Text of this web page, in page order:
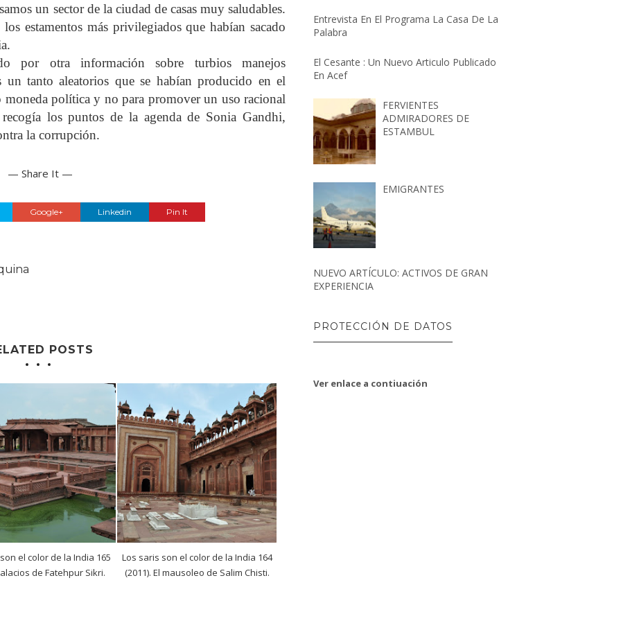
un sector de la ciudad de casas muy saludables.
estamentos más privilegiados que habían sacado
por otra información sobre turbios manejos
tanto aleatorios que se habían producido en el
moneda política y no para promover un uso racional
los puntos de la agenda de Sonia Gandhi,
la corrupción.
— Share It —
Google+ Linkedin Pin It
POSTS
el color de la India 165
de Fatehpur Sikri.
Los saris son el color de la India 164
(2011). El mausoleo de Salim Chisti.
Entrevista En El Programa La Casa De La
Palabra
El Cesante : Un Nuevo Articulo Publicado
En Acef
FERVIENTES
ADMIRADORES DE
ESTAMBUL
EMIGRANTES
NUEVO ARTÍCULO: ACTIVOS DE GRAN
EXPERIENCIA
PROTECCIÓN DE DATOS
Ver enlace a contiuación